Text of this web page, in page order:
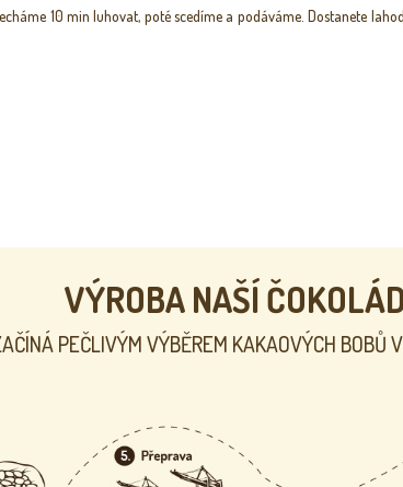
10 min luhovat, poté scedíme a podáváme. Dostanete
VÝROBA NAŠÍ
PEČLIVÝM VÝBĚREM KAKAOVÝCH BOBŮ